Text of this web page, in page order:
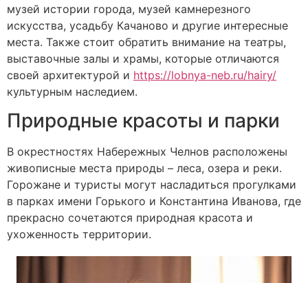
музей истории города, музей камнерезного
искусства, усадьбу Качаново и другие интересные
места. Также стоит обратить внимание на театры,
выставочные залы и храмы, которые отличаются
своей архитектурой и https://lobnya-neb.ru/hairy/
культурным наследием.
Природные красоты и парки
В окрестностях Набережных Челнов расположены
живописные места природы – леса, озера и реки.
Горожане и туристы могут насладиться прогулками
в парках имени Горького и Константина Иванова, где
прекрасно сочетаются природная красота и
ухоженность территории.